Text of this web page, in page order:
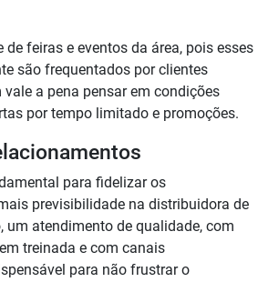
feiras e eventos da área, pois esses
são frequentados por clientes
a pena pensar em condições
por tempo limitado e promoções.
para fidelizar os
previsibilidade na distribuidora de
um atendimento de qualidade, com
treinada e com canais
para não frustrar o